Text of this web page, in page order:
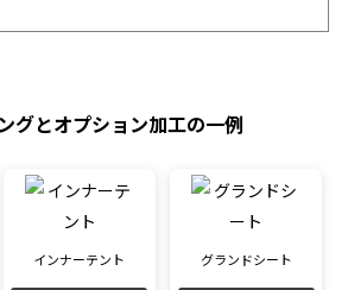
グとオプション加工の一例
インナーテント グランドシート